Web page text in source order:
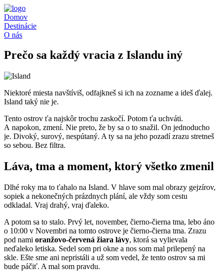
Preskočiť
na
obsah
Domov
Destinácie
O nás
Prečo sa každý vracia z Islandu iný
Niektoré miesta navštíviš, odfajkneš si ich na zozname a ideš ďalej.
Island taký nie je.
Tento ostrov ťa najskôr trochu zaskočí. Potom ťa uchváti.
A napokon, zmení. Nie preto, že by sa o to snažil. On jednoducho
je. Divoký, surový, nespútaný. A ty sa na jeho pozadí zrazu stretneš
so sebou. Bez filtra.
Láva, tma a moment, ktorý všetko zmenil
Dlhé roky ma to ťahalo na Island. V hlave som mal obrazy gejzírov,
sopiek a nekonečných prázdnych plání, ale vždy som cestu
odkladal. Vraj drahý, vraj ďaleko.
A potom sa to stalo. Prvý let, november, čierno-čierna tma, lebo áno
o 10:00 v Novembri na tomto ostrove je čierno-čierna tma. Zrazu
pod nami oranžovo-červená žiara lávy, ktorá sa vylievala
neďaleko letiska. Sedel som pri okne a nos som mal prilepený na
skle. Ešte sme ani nepristáli a už som vedel, že tento ostrov sa mi
bude páčiť. A mal som pravdu.